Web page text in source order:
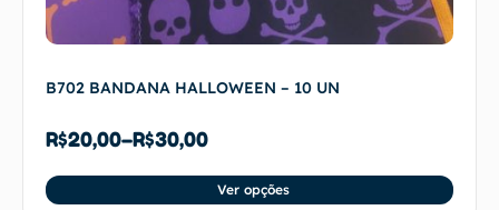
B702 BANDANA HALLOWEEN – 10 UN
R$20,00–R$30,00
Ver opções